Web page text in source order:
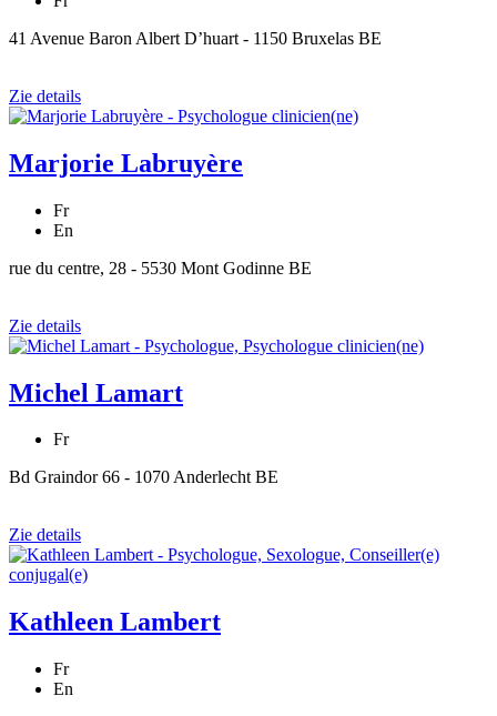
41 Avenue Baron Albert D’huart - 1150 Bruxelas BE
Zie details
Marjorie Labruyère
Fr
En
rue du centre, 28 - 5530 Mont Godinne BE
Zie details
Michel Lamart
Fr
Bd Graindor 66 - 1070 Anderlecht BE
Zie details
Kathleen Lambert
Fr
En